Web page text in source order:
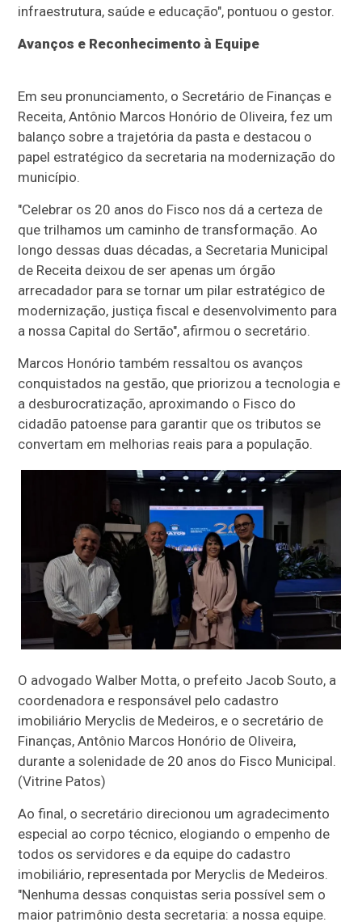
infraestrutura, saúde e educação", pontuou o gestor.
Avanços e Reconhecimento à Equipe
Em seu pronunciamento, o Secretário de Finanças e
Receita, Antônio Marcos Honório de Oliveira, fez um
balanço sobre a trajetória da pasta e destacou o
papel estratégico da secretaria na modernização do
município.
"Celebrar os 20 anos do Fisco nos dá a certeza de
que trilhamos um caminho de transformação. Ao
longo dessas duas décadas, a Secretaria Municipal
de Receita deixou de ser apenas um órgão
arrecadador para se tornar um pilar estratégico de
modernização, justiça fiscal e desenvolvimento para
a nossa Capital do Sertão", afirmou o secretário.
Marcos Honório também ressaltou os avanços
conquistados na gestão, que priorizou a tecnologia e
a desburocratização, aproximando o Fisco do
cidadão patoense para garantir que os tributos se
convertam em melhorias reais para a população.
O advogado Walber Motta, o prefeito Jacob Souto, a
coordenadora e responsável pelo cadastro
imobiliário Meryclis de Medeiros, e o secretário de
Finanças, Antônio Marcos Honório de Oliveira,
durante a solenidade de 20 anos do Fisco Municipal.
(Vitrine Patos)
Ao final, o secretário direcionou um agradecimento
especial ao corpo técnico, elogiando o empenho de
todos os servidores e da equipe do cadastro
imobiliário, representada por Meryclis de Medeiros.
"Nenhuma dessas conquistas seria possível sem o
maior patrimônio desta secretaria: a nossa equipe.